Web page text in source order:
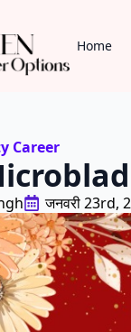
Home
Career
जनवरी 23rd,